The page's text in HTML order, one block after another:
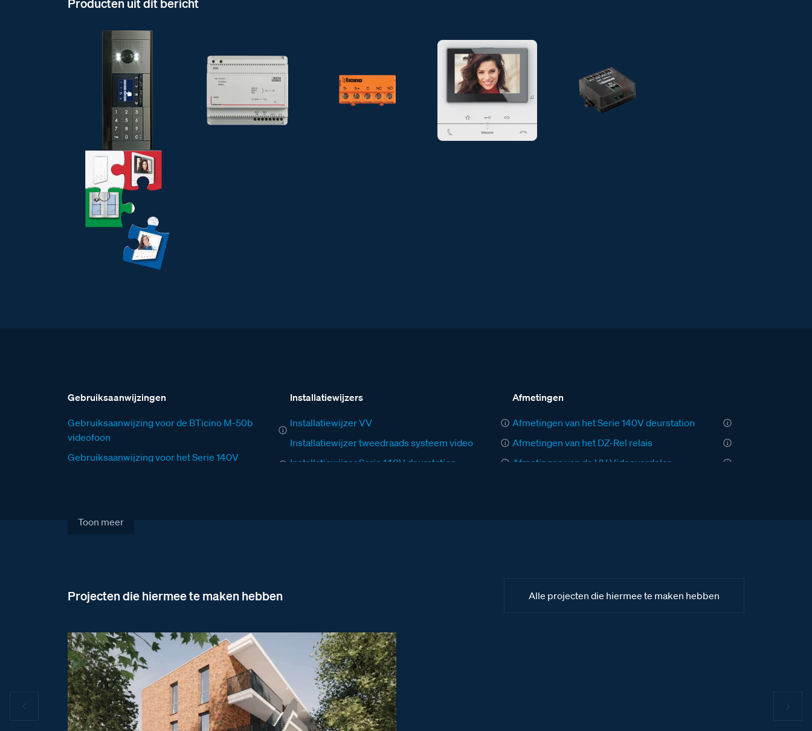
Producten uit dit bericht
Gebruiksaanwijzingen
Gebruiksaanwijzing voor de BTicino M-50b
videofoon
Gebruiksaanwijzing voor het Serie 140V
Installatiewijzers
Installatiewijzer VV
Installatiewijzer tweedraads systeem video
Installatiewijzer Serie 140V deurstation
Afmetingen
Afmetingen van het Serie 140V deurstation
Afmetingen van het DZ-Rel relais
Afmetingen van de VV Videoverdeler
Toon meer
Projecten die hiermee te maken hebben Alle projecten die hiermee te maken hebben